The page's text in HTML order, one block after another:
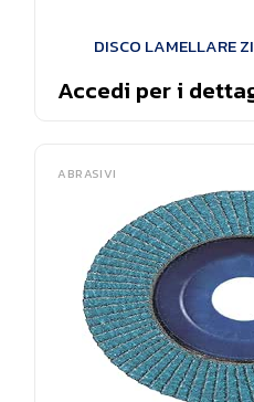
DISCO LAMELLARE
Accedi per i
ABRASIVI